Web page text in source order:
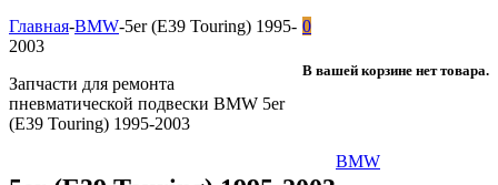
0
В вашей корзине нет товара.
Главная-BMW-5er (E39 Touring) 1995-
2003
Запчасти для ремонта
пневматической подвески BMW 5er
(E39 Touring) 1995-2003
BMW